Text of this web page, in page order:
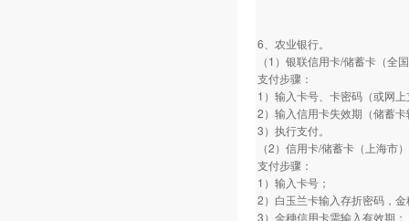
6、农业银行。
（1）银联信用卡/储蓄卡（全
支付步骤：
1）输入卡号、卡密码（或网
2）输入信用卡失效期（储蓄
3）执行支付。
（2）信用卡/储蓄卡（上海市）
支付步骤：
1）输入卡号；
2）白玉兰卡输入存折密码，
3）金穗信用卡需输入有效期；